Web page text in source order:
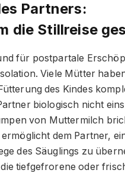
Partners:
die Stillreise
für postpartale
Viele Mütter
des Kindes
biologisch nicht
von Muttermilch
dem Partner,
des Säuglings zu
tiefgefrorene oder